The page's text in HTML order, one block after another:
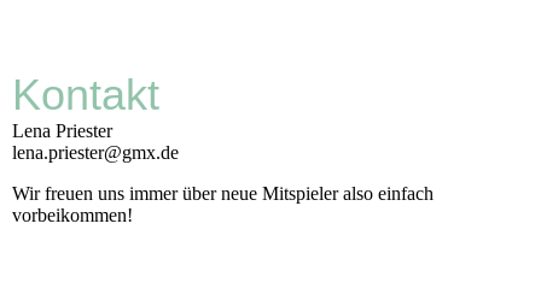
Kontakt
Lena Priester
lena.priester@gmx.de
Wir freuen uns immer über neue Mitspieler also einfach
vorbeikommen!